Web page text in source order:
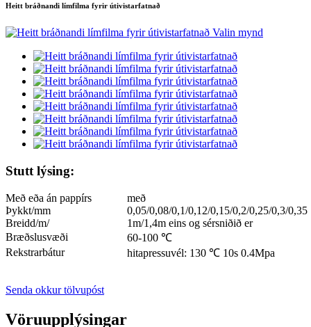
Heitt bráðnandi límfilma fyrir útivistarfatnað
Stutt lýsing:
Með eða án pappírs
með
Þykkt/mm
0,05/0,08/0,1/0,12/0,15/0,2/0,25/0,3/0,35
Breidd/m/
1m/1,4m eins og sérsniðið er
Bræðslusvæði
60-100 ℃
Rekstrarbátur
hitapressuvél: 130 ℃ 10s 0.4Mpa
Senda okkur tölvupóst
Vöruupplýsingar